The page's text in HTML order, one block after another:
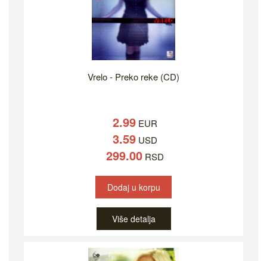
Vrelo - Preko reke (CD)
2.99 EUR
3.59 USD
299.00 RSD
Dodaj u korpu
Više detalja